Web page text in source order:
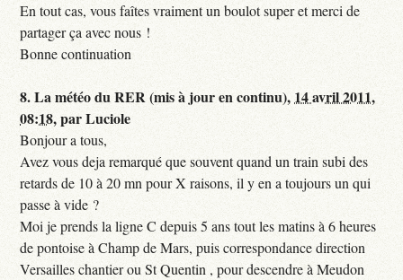
En tout cas, vous faîtes vraiment un boulot super et merci de
partager ça avec nous !
Bonne continuation
8.La météo du RER (mis à jour en continu), 14 avril 2011,
08:18,parLuciole
Bonjour a tous,
Avez vous deja remarqué que souvent quand un train subi des
retards de 10 à 20 mn pour X raisons, il y en a toujours un qui
passe à vide ?
Moi je prends la ligne C depuis 5 ans tout les matins à 6 heures
de pontoise à Champ de Mars, puis correspondance direction
Versailles chantier ou St Quentin , pour descendre à Meudon